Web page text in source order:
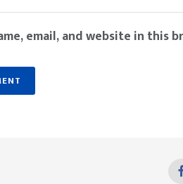
email, and website in this